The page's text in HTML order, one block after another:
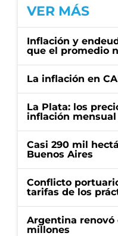
VER MÁS
Inflación y
que el promedio
La inflación en
La Plata: los
inflación
Casi 290 mil
Buenos Aires
Conflicto
tarifas de los
Argentina renovó
millones